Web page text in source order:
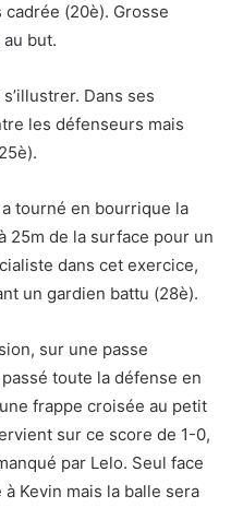
(20è). Grosse
but.
Dans ses
les défenseurs mais
tourné en bourrique la
25m de la surface pour un
dans cet exercice,
un gardien battu (28è).
sur une passe
toute la défense en
frappe croisée au petit
sur ce score de 1-0,
par Lelo. Seul face
Kevin mais la balle sera